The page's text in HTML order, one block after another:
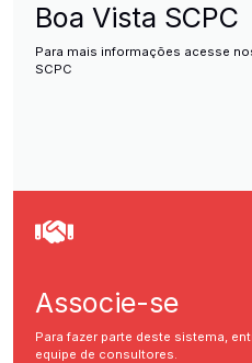
Boa Vista SCPC
Para mais informações acesse
SCPC
Associe-se
Para fazer parte deste sistema,
equipe de consultores.